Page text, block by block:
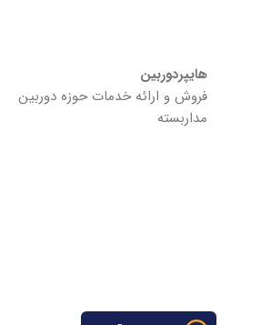
هایپردوربین
فروش و ارائه خدمات حوزه دوربین
مداربسته